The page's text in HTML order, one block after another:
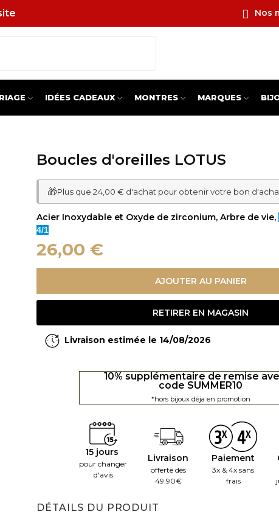
Nos
IDÉES CADEAUX MONTRES MARQUES
Boucles d'oreilles LOTUS
🎁Plus que 24,00 € d'achat pour obtenir votre bon
Acier Inoxydable et Oxyde de zirconium, Arbre de vie,
4/1
26,00 €
AJOUTER AU PANIER
RETIRER EN MAGASIN
Livraison estimée le 14/08/2026
10% supplémentaire de remise
code SUMMER10
*hors bijoux déja en promotion
15 jours
pour changer
d'avis
Livraison
offerte dès
49.90€
Paiement
3x & 4x sans
frais
DÉTAILS DU PRODUIT